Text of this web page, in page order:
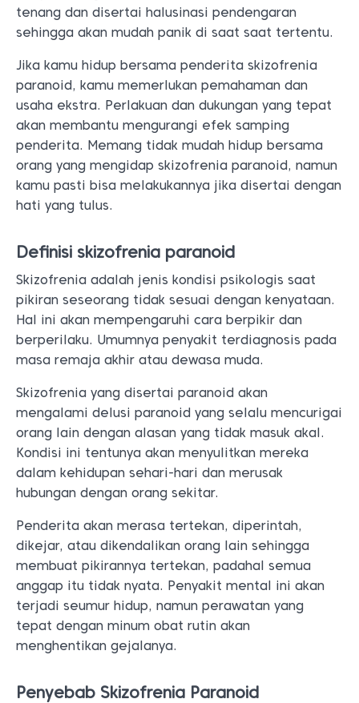
tenang dan disertai halusinasi pendengaran
sehingga akan mudah panik di saat saat tertentu.
Jika kamu hidup bersama penderita skizofrenia
paranoid, kamu memerlukan pemahaman dan
usaha ekstra. Perlakuan dan dukungan yang tepat
akan membantu mengurangi efek samping
penderita. Memang tidak mudah hidup bersama
orang yang mengidap skizofrenia paranoid, namun
kamu pasti bisa melakukannya jika disertai dengan
hati yang tulus.
Definisi skizofrenia paranoid
Skizofrenia adalah jenis kondisi psikologis saat
pikiran seseorang tidak sesuai dengan kenyataan.
Hal ini akan mempengaruhi cara berpikir dan
berperilaku. Umumnya penyakit terdiagnosis pada
masa remaja akhir atau dewasa muda.
Skizofrenia yang disertai paranoid akan
mengalami delusi paranoid yang selalu mencurigai
orang lain dengan alasan yang tidak masuk akal.
Kondisi ini tentunya akan menyulitkan mereka
dalam kehidupan sehari-hari dan merusak
hubungan dengan orang sekitar.
Penderita akan merasa tertekan, diperintah,
dikejar, atau dikendalikan orang lain sehingga
membuat pikirannya tertekan, padahal semua
anggap itu tidak nyata. Penyakit mental ini akan
terjadi seumur hidup, namun perawatan yang
tepat dengan minum obat rutin akan
menghentikan gejalanya.
Penyebab Skizofrenia Paranoid